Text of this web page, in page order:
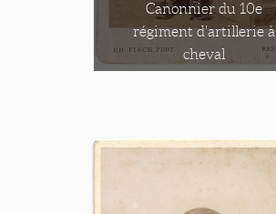
Canonnier du 10e
régiment d'artillerie à
cheval